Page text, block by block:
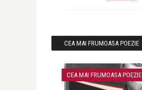
CEA MAI FRUMOASA POEZIE
CEA MAI FRUMOASA POEZIE